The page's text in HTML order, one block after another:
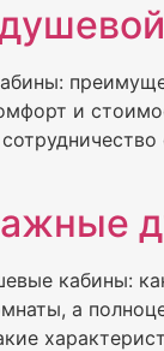
и
кабины:
а